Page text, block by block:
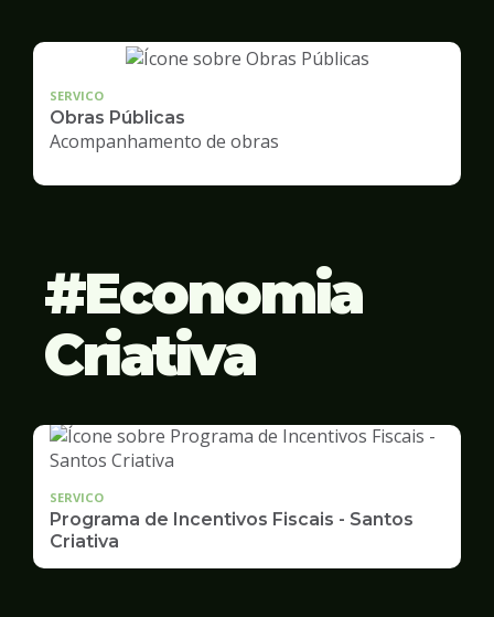
SERVICO
Obras Públicas
Acompanhamento de obras
Economia
Criativa
SERVICO
Programa de Incentivos Fiscais - Santos
Criativa